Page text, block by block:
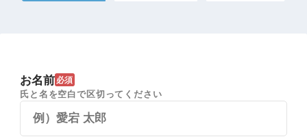
お名前 必須
氏と名を空白で区切ってください